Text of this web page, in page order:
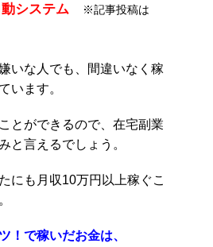
動システム
※記事投稿は
いな人でも、間違いなく稼
います。
とができるので、在宅副業
と言えるでしょう。
にも月収10万円以上稼ぐこ
！で稼いだお金は、